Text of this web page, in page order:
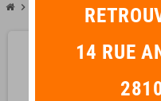
chevron_right Accessoire Batterie
14 RUE